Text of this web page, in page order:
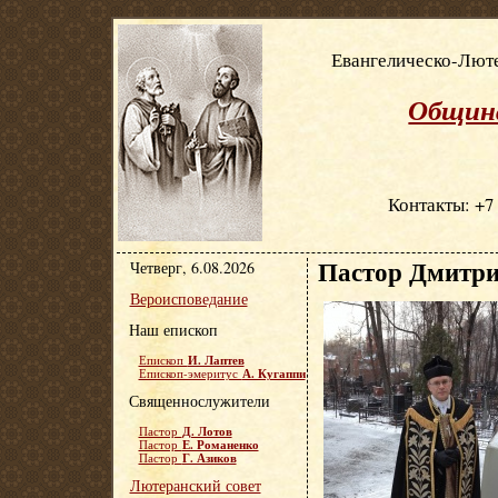
Евангелическо-
Контакты: +7
Пастор
Четверг, 6.08.2026
Вероисповедание
Наш епископ
Епископ И. Лаптев
Епископ-эмеритус А. Кугаппи
Священнослужители
Пастор Д. Лотов
Пастор Е. Романенко
Пастор Г. Азиков
Лютеранский совет